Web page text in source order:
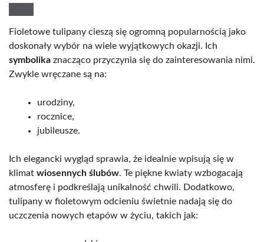
Fioletowe tulipany cieszą się ogromną popularnością jako
doskonały wybór na wiele wyjątkowych okazji. Ich
symbolika znacząco przyczynia się do zainteresowania nimi.
Zwykle wręczane są na:
urodziny,
rocznice,
jubileusze.
Ich elegancki wygląd sprawia, że idealnie wpisują się w
klimat wiosennych ślubów. Te piękne kwiaty wzbogacają
atmosferę i podkreślają unikalność chwili. Dodatkowo,
tulipany w fioletowym odcieniu świetnie nadają się do
uczczenia nowych etapów w życiu, takich jak: